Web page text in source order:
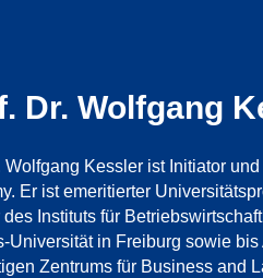
Dr. Wolfgang
Wolfgang Kessler ist Initiator
Er ist emeritierter
des Instituts für
Universität in Freiburg sowie
Zentrums für Business and